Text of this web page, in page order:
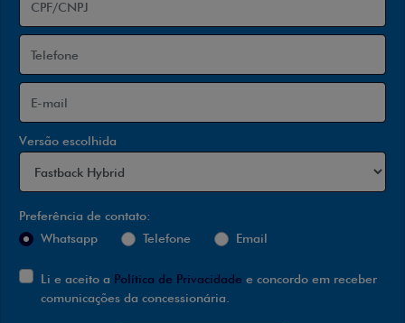
Versão escolhida
Preferência de contato:
Whatsapp
Telefone Email
Li e aceito a Política de Privacidade e concordo em receber
comunicações da concessionária.